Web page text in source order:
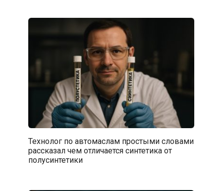
Технолог по автомаслам простыми словами
рассказал чем отличается синтетика от
полусинтетики